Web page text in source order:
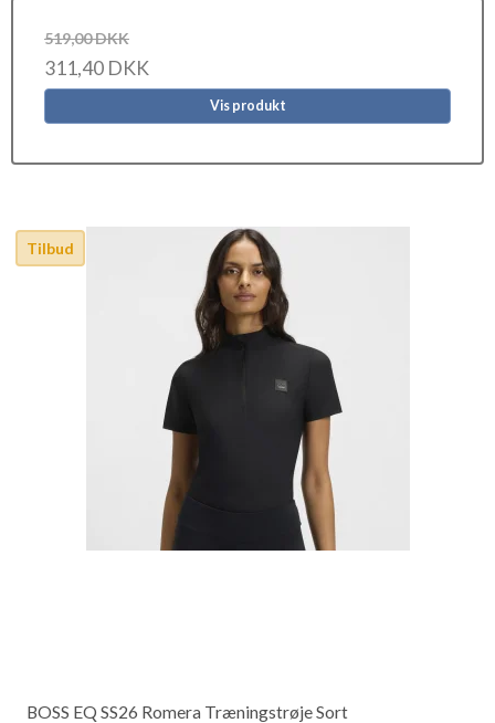
519,00 DKK
311,40 DKK
Vis produkt
Tilbud
BOSS EQ SS26 Romera Træningstrøje Sort